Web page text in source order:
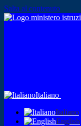
Salta al contenuto
Italiano
Italiano
English